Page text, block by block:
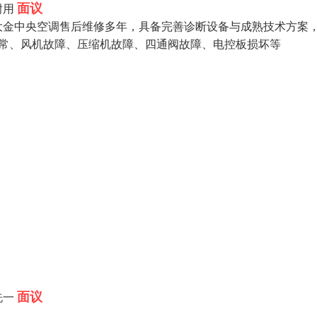
面议
中央空调售后维修多年，具备完善诊断设备与成熟技术方案
、风机故障、压缩机故障、四通阀故障、电控板损坏等
面议